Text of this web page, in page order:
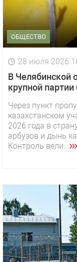
ОБЩЕСТВО
28 июля 2026
В Челябинской
крупной
Через пункт
казахстанском
2026 года в
арбузов и дынь
Контроль вели...